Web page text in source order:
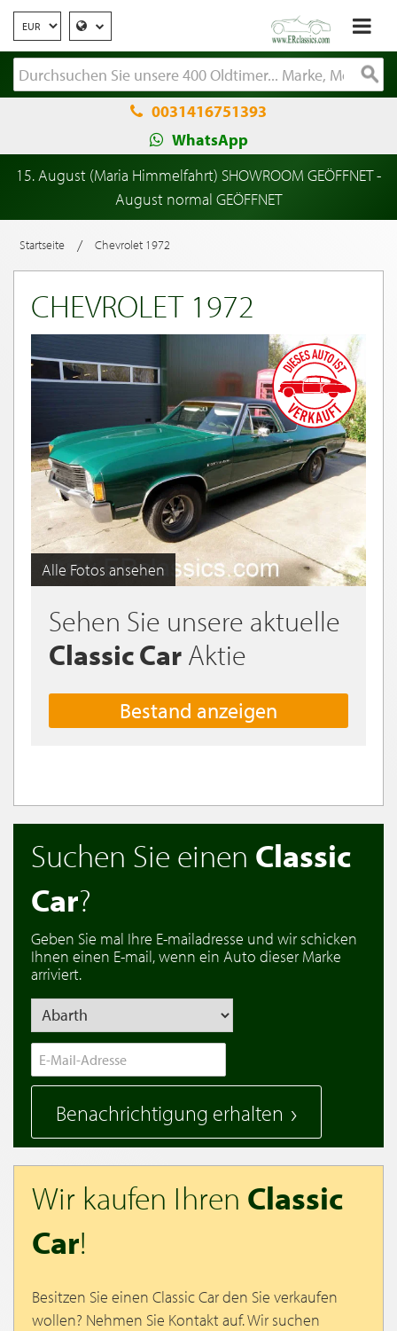
0031416751393
WhatsApp
15. August (Maria Himmelfahrt) SHOWROOM GEÖFFNET -
August normal GEÖFFNET
Startseite / Chevrolet 1972
CHEVROLET 1972
Alle Fotos ansehen
Sehen Sie unsere aktuelle
Classic Car Aktie
Bestand anzeigen
Suchen Sie einen Classic
Car?
Geben Sie mal Ihre E-mailadresse und wir schicken
Ihnen einen E-mail, wenn ein Auto dieser Marke
arriviert.
Benachrichtigung erhalten
Wir kaufen Ihren Classic
Car!
Besitzen Sie einen Classic Car den Sie verkaufen
wollen? Nehmen Sie Kontakt auf. Wir suchen